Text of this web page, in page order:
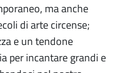
ma anche
di arte circense;
e un tendone
per incantare grandi e